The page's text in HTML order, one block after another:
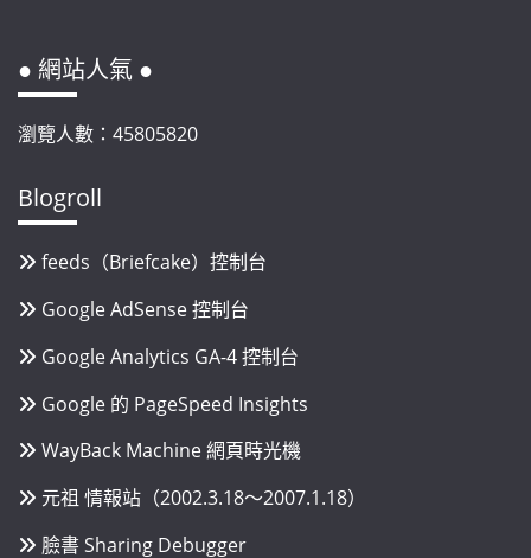
● 網站人氣 ●
瀏覽人數：45805820
Blogroll
feeds（Briefcake）控制台
Google AdSense 控制台
Google Analytics GA-4 控制台
Google 的 PageSpeed Insights
WayBack Machine 網頁時光機
元祖 情報站（2002.3.18～2007.1.18）
臉書 Sharing Debugger